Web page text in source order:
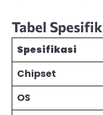
Tabel
Spesifikasi
Chipset
OS